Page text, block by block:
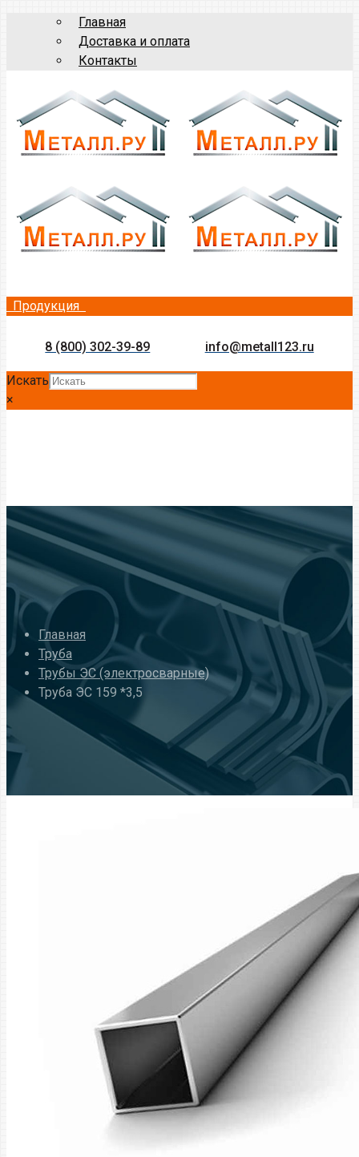
Главная
Доставка и оплата
Контакты
Продукция
8 (800) 302-39-89 info@metall123.ru
Искать
×
Главная
Труба
Трубы ЭС (электросварные)
Труба ЭС 159 *3,5